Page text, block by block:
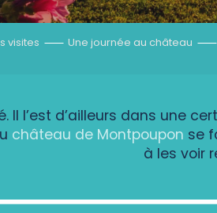
visites Une journée au château
Il l’est d’ailleurs dans une
château de Montpoupon se
à les voir